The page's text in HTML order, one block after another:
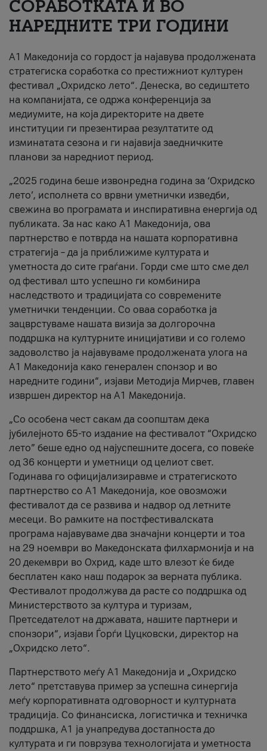
СОРАБОТКАТА И ВО
НАРЕДНИТЕ ТРИ ГОДИНИ
A1 Македонија со гордост ја најавува продолжената
стратегиска соработка со престижниот културен
фестивал „Охридско лето“. Денеска, во седиштето
на компанијата, се одржа конференција за
медиумите, на која директорите на двете
институции ги презентираа резултатите од
изминатата сезона и ги најавија заедничките
планови за наредниот период.
„2025 година беше извонредна година за ‘Охридско
лето’, исполнета со врвни уметнички изведби,
свежина во програмата и инспиративна енергија од
публиката. За нас како A1 Македонија, ова
партнерство е потврда на нашата корпоративна
стратегија – да ја приближиме културата и
уметноста до сите граѓани. Горди сме што сме дел
од фестивал што успешно ги комбинира
наследството и традицијата со современите
уметнички тенденции. Со оваа соработка ја
зацврстуваме нашата визија за долгорочна
поддршка на културните иницијативи и со големо
задоволство ја најавуваме продолжената улога на
A1 Македонија како генерален спонзор и во
наредните години“, изјави Методија Мирчев, главен
извршен директор на A1 Македонија.
„Со особена чест сакам да соопштам дека
јубилејното 65-то издание на фестивалот “Охридско
лето” беше едно од најуспешните досега, со повеќе
од 36 концерти и уметници од целиот свет.
Годинава го официјализиравме и стратегиското
партнерство со А1 Македонија, кое овозможи
фестивалот да се развива и надвор од летните
месеци. Во рамките на постфестивалската
програма најавуваме два значајни концерти и тоа
на 29 ноември во Македонската филхармонија и на
20 декември во Охрид, каде што влезот ќе биде
бесплатен како наш подарок за верната публика.
Фестивалот продолжува да расте со поддршка од
Министерството за култура и туризам,
Претседателот на државата, нашите партнери и
спонзори“, изјави Ѓорѓи Цуцковски, директор на
„Охридско лето“.
Партнерството меѓу A1 Македонија и „Охридско
лето“ претставува пример за успешна синергија
меѓу корпоративната одговорност и културната
традиција. Со финансиска, логистичка и техничка
поддршка, A1 ја унапредува достапноста до
културата и ги поврзува технологијата и уметноста